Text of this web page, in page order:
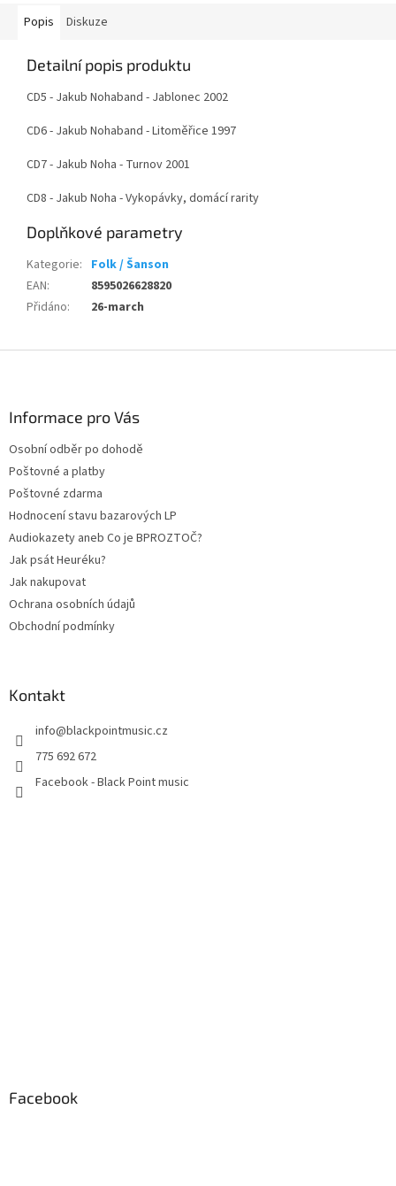
Popis Diskuze
Detailní popis produktu
CD5 - Jakub Nohaband - Jablonec 2002
CD6 - Jakub Nohaband - Litoměřice 1997
CD7 - Jakub Noha - Turnov 2001
CD8 - Jakub Noha - Vykopávky, domácí rarity
Doplňkové parametry
Kategorie: Folk / Šanson
EAN:
8595026628820
Přidáno: 26-march
Informace pro Vás
Osobní odběr po dohodě
Poštovné a platby
Poštovné zdarma
Hodnocení stavu bazarových LP
Audiokazety aneb Co je BPROZTOČ?
Jak psát Heuréku?
Jak nakupovat
Ochrana osobních údajů
Obchodní podmínky
Kontakt
info@blackpointmusic.cz
775 692 672
Facebook - Black Point music
Facebook